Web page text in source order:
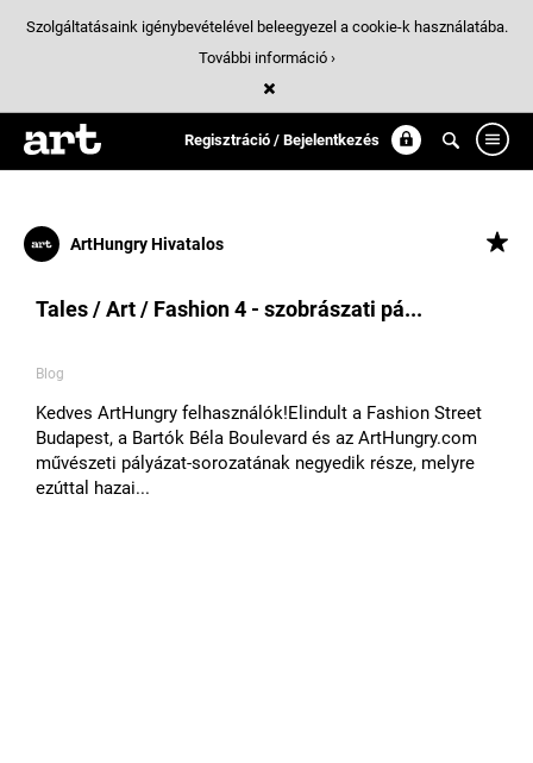
Regisztráció / Bejelentkezés
Találatok/ 40:
muveszet
ArtHungry Hivatalos
Tales / Art / Fashion 4 - szobrászati pá...
Blog
​Kedves ArtHungry felhasználók!​Elindult a Fashion Street
Budapest, a Bartók Béla Boulevard és az ArtHungry.com
művészeti pályázat-sorozatának negyedik ​része, melyre
ezúttal hazai...
Szolgáltatásaink igénybevételével beleegyezel a cookie-k használatába.
További információ ›